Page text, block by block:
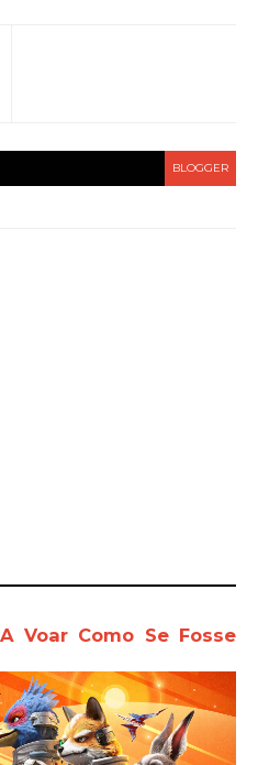
BLOGGER
Voar Como Se Fosse